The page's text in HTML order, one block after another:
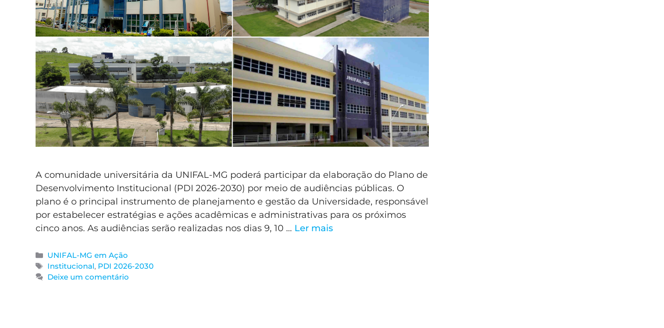
A comunidade universitária da UNIFAL-MG poderá participar da elaboração do Plano de
Desenvolvimento Institucional (PDI 2026-2030) por meio de audiências públicas. O
plano é o principal instrumento de planejamento e gestão da Universidade, responsável
por estabelecer estratégias e ações acadêmicas e administrativas para os próximos
cinco anos. As audiências serão realizadas nos dias 9, 10 … Ler mais
UNIFAL-MG em Ação
Institucional, PDI 2026-2030
Deixe um comentário